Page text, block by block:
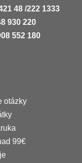
48 /222 1333
930 220
552 180
otázky
99€